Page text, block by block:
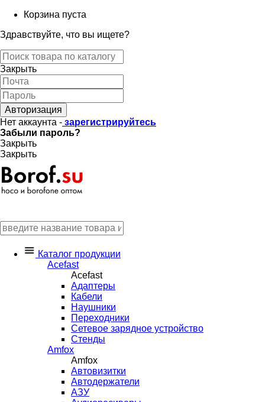
Корзина пуста
Здравствуйте, что вы ищете?
Закрыть
Авторизация
Нет аккаунта - зарегистрируйтесь
Забыли пароль?
Закрыть
Закрыть
Каталог продукции
Acefast
Acefast
Адаптеры
Кабели
Наушники
Переходники
Сетевое зарядное устройство
Стенды
Amfox
Amfox
Автовизитки
Автодержатели
АЗУ